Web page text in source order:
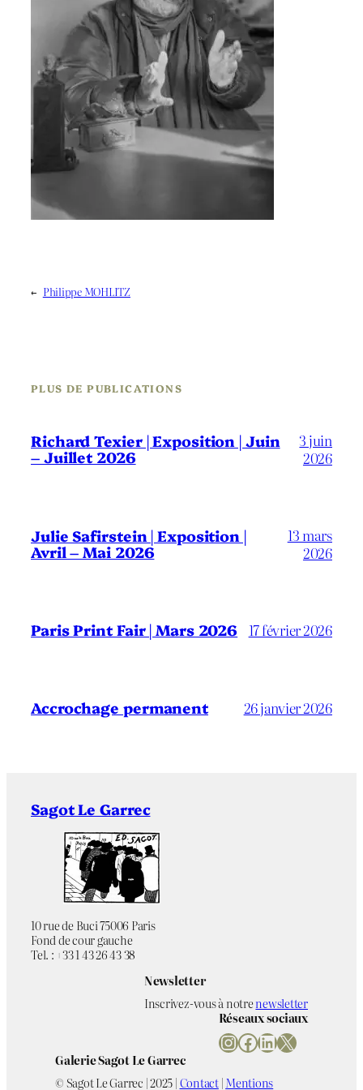
← Philippe MOHLITZ
PLUS DE PUBLICATIONS
Richard Texier | Exposition | Juin
– Juillet 2026
3 juin
2026
Julie Safirstein | Exposition |
Avril – Mai 2026
13 mars
2026
Paris Print Fair | Mars 2026 17 février 2026
Accrochage permanent 26 janvier 2026
Sagot Le Garrec
10 rue de Buci 75006 Paris
Fond de cour gauche
Tel. : +33 1 43 26 43 38
Newsletter
Inscrivez-vous à notrenewsletter
Réseaux sociaux
InstagramFacebook LinkedIn X
Galerie Sagot Le Garrec
© Sagot Le Garrec | 2025 |Contact|Mentions